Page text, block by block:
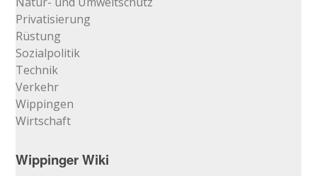
Privatisierung
Rüstung
Sozialpolitik
Technik
Verkehr
Wippingen
Wirtschaft
Wippinger Wiki